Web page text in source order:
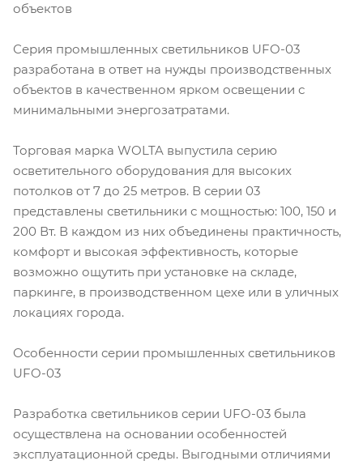
объектов
Серия промышленных светильников UFO-03
разработана в ответ на нужды производственных
объектов в качественном ярком освещении с
минимальными энергозатратами.
Торговая марка WOLTA выпустила серию
осветительного оборудования для высоких
потолков от 7 до 25 метров. В серии 03
представлены светильники с мощностью: 100, 150 и
200 Вт. В каждом из них объединены практичность,
комфорт и высокая эффективность, которые
возможно ощутить при установке на складе,
паркинге, в производственном цехе или в уличных
локациях города.
Особенности серии промышленных светильников
UFO-03
Разработка светильников серии UFO-03 была
осуществлена на основании особенностей
эксплуатационной среды. Выгодными отличиями